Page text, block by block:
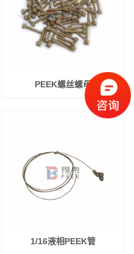
PEEK螺丝螺母
1/16液相PEEK管